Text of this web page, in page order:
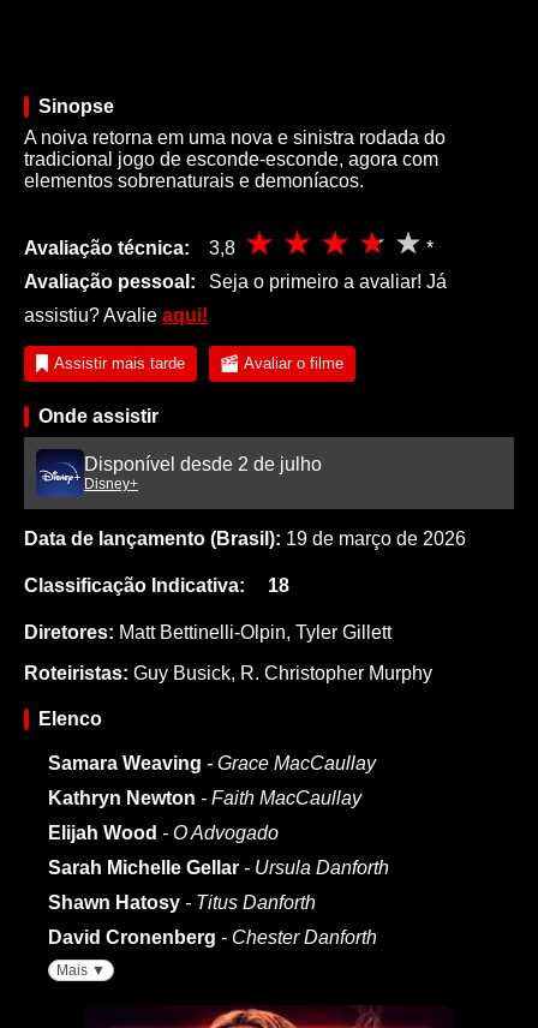
Sinopse
A noiva retorna em uma nova e sinistra rodada do
tradicional jogo de esconde-esconde, agora com
elementos sobrenaturais e demoníacos.
Avaliação técnica: 3,8
*
Avaliação pessoal:
Seja o primeiro a avaliar! Já
assistiu? Avalie aqui!
Assistir mais tarde Avaliar o filme
Onde assistir
Disponível desde 2 de julho
Disney+
Data de lançamento (Brasil): 19 de março de 2026
Classificação Indicativa: 18
Diretores: Matt Bettinelli-Olpin, Tyler Gillett
Roteiristas: Guy Busick, R. Christopher Murphy
Elenco
Samara Weaving - Grace MacCaullay
Kathryn Newton - Faith MacCaullay
Elijah Wood - O Advogado
Sarah Michelle Gellar - Ursula Danforth
Shawn Hatosy - Titus Danforth
David Cronenberg - Chester Danforth
Mais ▼